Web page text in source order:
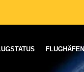
FLUGHÄFEN